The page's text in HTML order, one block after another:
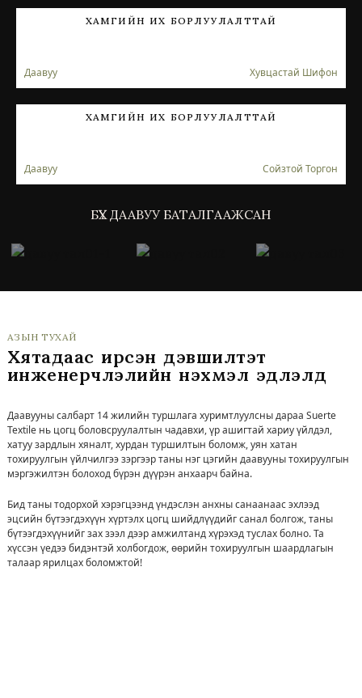
ХАМГИЙН ИХ БОРЛУУЛАЛТТАЙ
Даавуу Хувцастай Шифон
ХАМГИЙН ИХ БОРЛУУЛАЛТТАЙ
Даавуу Сойзтой Торгон
БҮХ ДААВУУ БАТАЛГААЖСАН
АЗЫН ТУХАЙ
Хятадаас ирсэн дэвшилтэт
инженерчлэлийн нэхмэл эдлэлүүд
Даавууны салбарт 14 жилийн туршлага хуримтлуулсны дараа Suerte
Textile нь цогц боловсруулалтын чадавхи, үр ашигтай хариу үйлдэл,
хатуу зардлын хяналт, хурдан туршилтын боломж, уян хатан
тохируулгын үйлчилгээ зэргээр таны нэг цэгийн даавууны тохируулгын
мэргэжилтэн болоход бүрэн дүүрэн анхаарч байна.
Бид таны тодорхой хэрэгцээнд үндэслэн анхны санаанаас эхлээд
эцсийн бүтээгдэхүүн хүртэлх цогц шийдлүүдийг санал болгож, таны
бүтээгдэхүүнийг зах зээл дээр амжилтанд хүрэхэд туслах болно. Та
хүссэн үедээ бидэнтэй холбогдож, өөрийн тохируулгын шаардлагын
талаар ярилцах боломжтой!